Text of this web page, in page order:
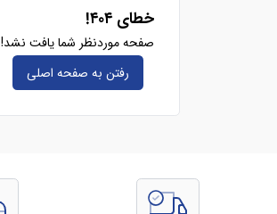
خطای ۴۰۴!
صفحه موردنظر شما یافت نشد!
رفتن به صفحه‌ اصلی